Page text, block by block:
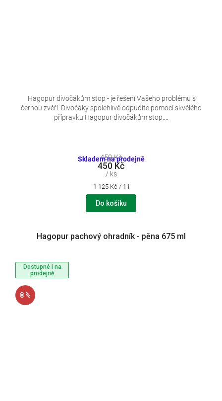
Skladem na prodejně
459 Kč
450 Kč
/ ks
Měrná
cena:
1 125 Kč / 1 l
Do košíku
Hagopur divočákům stop - je řešení Vašeho problému s
černou zvěří. Divočáky spolehlivě odpudíte pomocí skvělého
přípravku Hagopur divočákům stop....
Dostupné i na
prodejně
8 %
Hagopur pachový ohradník - pěna 675 ml